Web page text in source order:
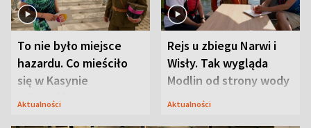
To nie było miejsce
hazardu. Co mieściło
się w Kasynie
Oficerskim?
Aktualności
Rejs u zbiegu Narwi i
Wisły. Tak wygląda
Modlin od strony wody
Aktualności